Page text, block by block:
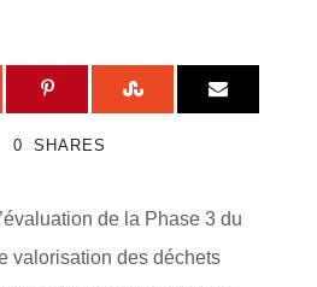
0 SHARES
de la Phase 3 du
valorisation des déchets